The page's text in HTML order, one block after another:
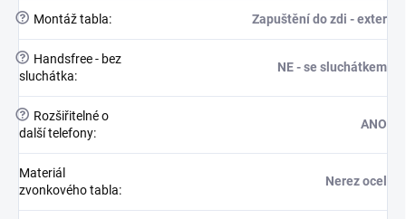
? Montáž tabla: Zapuštění do zdi - exter
?
Handsfree - bez
sluchátka:
NE - se sluchátkem
?
Rozšiřitelné o
další telefony:
ANO
Materiál
zvonkového tabla:
Nerez ocel